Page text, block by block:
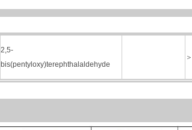
2,5-
bis(pentyloxy)terephthalaldehyde
＞